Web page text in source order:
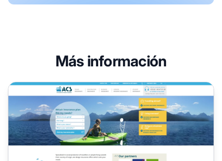
Más información
Programa de Afiliados ACS